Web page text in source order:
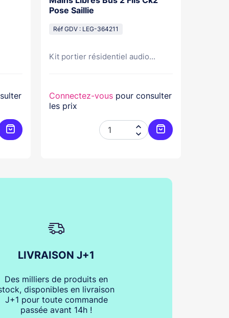
Ajouter au panier
Pose Saillie
Réf GDV : LEG-364211
Kit portier résidentiel audio...
Connectez-vous pour consulter
les prix


Ajouter au panier
LIVRAISON J+1
Des milliers de produits en
disponibles en livraison
J+1 pour toute commande
passée avant 14h !